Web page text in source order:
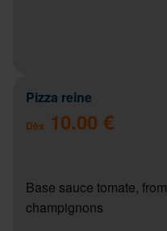
Pizza reine
Dès 10.00 €
Base sauce tomate,
champignons